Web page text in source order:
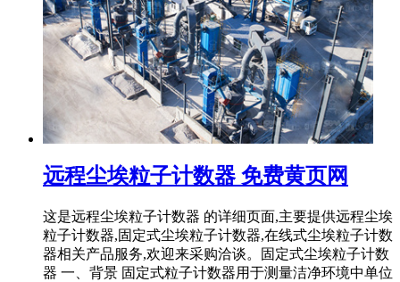
远程尘埃粒子计数器 免费黄页网
这是远程尘埃粒子计数器 的详细页面,主要提供远程尘埃
粒子计数器,固定式尘埃粒子计数器,在线式尘埃粒子计数
器相关产品服务,欢迎来采购洽谈。固定式尘埃粒子计数
器 一、背景 固定式粒子计数器用于测量洁净环境中单位